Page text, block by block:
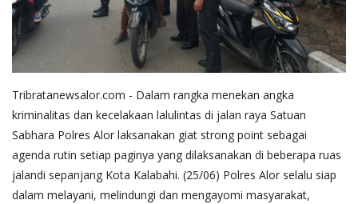
Tribratanewsalor.com - Dalam rangka menekan angka
kriminalitas dan kecelakaan lalulintas di jalan raya Satuan
Sabhara Polres Alor laksanakan giat strong point sebagai
agenda rutin setiap paginya yang dilaksanakan di beberapa ruas
jalandi sepanjang Kota Kalabahi. (25/06) Polres Alor selalu siap
dalam melayani, melindungi dan mengayomi masyarakat,